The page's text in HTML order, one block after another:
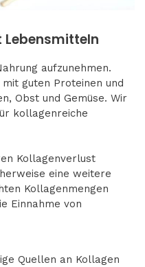
aufzunehmen.
guten Proteinen und
Obst und Gemüse. Wir
kollagenreiche
Kollagenverlust
eine weitere
Kollagenmengen
Einnahme von
Quellen an Kollagen